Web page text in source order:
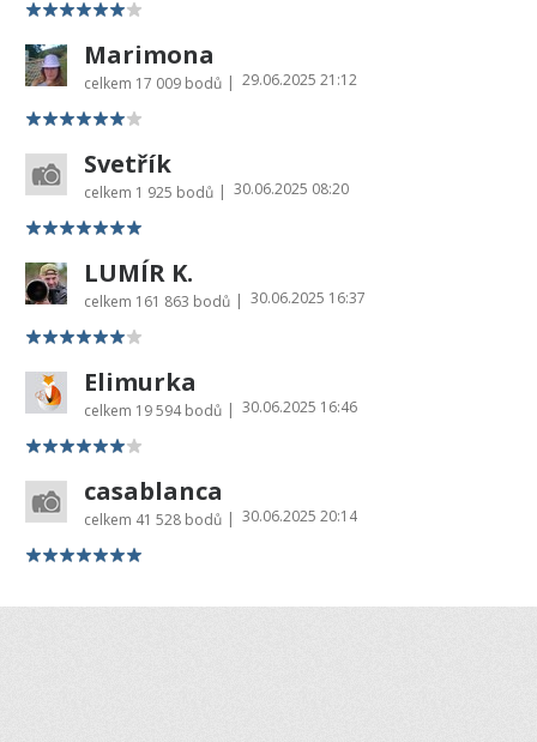
Marimona
celkem 17 009 bodů | 29.06.2025 21:12
Svetřík
celkem 1 925 bodů | 30.06.2025 08:20
LUMÍR K.
celkem 161 863 bodů | 30.06.2025 16:37
Elimurka
celkem 19 594 bodů | 30.06.2025 16:46
casablanca
celkem 41 528 bodů | 30.06.2025 20:14